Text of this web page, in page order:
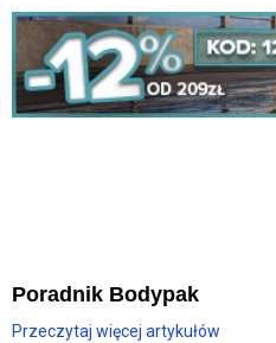
Poradnik Bodypak
Przeczytaj więcej artykułów